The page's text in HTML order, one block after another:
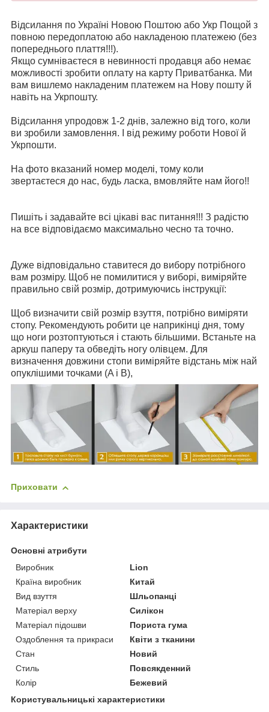
Відсилання по Україні Новою Поштою або Укр Пощой з
повною передоплатою або накладеною платежею (без
попереднього плаття!!!).
Якщо сумніваєтеся в невинності продавця або немає
можливості зробити оплату на карту Приватбанка. Ми
вам вишлемо накладеним платежем на Нову пошту й
навіть на Укрпошту.
Відсилання упродовж 1-2 днів, залежно від того, коли
ви зробили замовлення. І від режиму роботи Нової й
Укрпошти.
На фото вказаний номер моделі, тому коли
звертаєтеся до нас, будь ласка, вмовляйте нам його!!
Пишіть і задавайте всі цікаві вас питання!!! З радістю
на все відповідаємо максимально чесно та точно.
Дуже відповідально ставитеся до вибору потрібного
вам розміру. Щоб не помилитися у виборі, виміряйте
правильно свій розмір, дотримуючись інструкції:
Щоб визначити свій розмір взуття, потрібно виміряти
стопу. Рекомендують робити це наприкінці дня, тому
що ноги розтоптуються і стають більшими. Встаньте на
аркуш паперу та обведіть ногу олівцем. Для
визначення довжини стопи виміряйте відстань між най
опуклішими точками (A і B),
Приховати
Характеристики
Основні атрибути
Виробник
Lion
Країна виробник
Китай
Вид взуття
Шльопанці
Матеріал верху
Силікон
Матеріал підошви
Пориста гума
Оздоблення та прикраси
Квіти з тканини
Стан
Новий
Стиль
Повсякденний
Колір
Бежевий
Користувальницькі характеристики